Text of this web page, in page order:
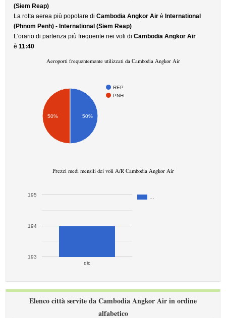
(Siem Reap)
La rotta aerea più popolare diCambodia Angkor Air è International
(Phnom Penh) - International (Siem Reap)
L'orario di partenza più frequente nei voli diCambodia Angkor Air
è11:40
Aeroporti frequentemente utilizzati da Cambodia Angkor Air
REP
PNH
50% 50%
Prezzi medi mensili dei voli A/R Cambodia Angkor Air
dic
193
194
195
Elenco città servite da Cambodia Angkor Air in ordine
alfabetico